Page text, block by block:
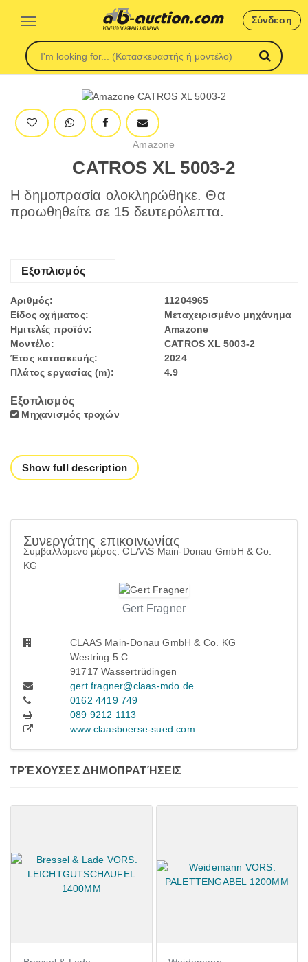
Σύνδεση
Amazone
CATROS XL 5003-2
Η δημοπρασία ολοκληρώθηκε. Θα
προωθηθείτε σε 15 δευτερόλεπτα.
Εξοπλισμός
Αριθμός:
11204965
Είδος οχήματος:
Μεταχειρισμένο μηχάνημα
Ημιτελές προϊόν:
Amazone
Μοντέλο:
CATROS XL 5003-2
Έτος κατασκευής:
2024
Πλάτος εργασίας (m):
4.9
Εξοπλισμός
Μηχανισμός τροχών
Show full description
Συνεργάτης επικοινωνίας
Συμβαλλόμενο μέρος: CLAAS Main-Donau GmbH & Co.
KG
Gert Fragner
CLAAS Main-Donau GmbH & Co. KG
Westring 5 C
91717 Wassertrüdingen
gert.fragner@claas-mdo.de
0162 4419 749
089 9212 1113
www.claasboerse-sued.com
ΤΡΈΧΟΥΣΕΣ ΔΗΜΟΠΡΑΤΉΣΕΙΣ